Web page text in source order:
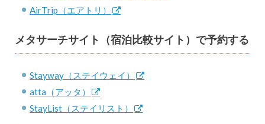
AirTrip（エアトリ）
メタサーチサイト（宿泊比較サイト）で予約する
Stayway（ステイウェイ）
atta（アッタ）
StayList（ステイリスト）